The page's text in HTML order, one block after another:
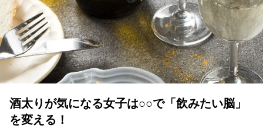
酒太りが気になる女子は○○で「飲みたい脳」
を変える！